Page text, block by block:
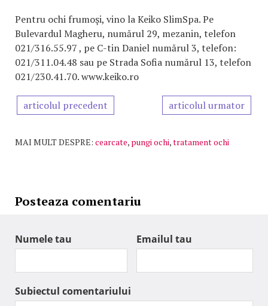
Pentru ochi frumoşi, vino la Keiko SlimSpa. Pe
Bulevardul Magheru, numărul 29, mezanin, telefon
021/316.55.97 , pe C-tin Daniel numărul 3, telefon:
021/311.04.48 sau pe Strada Sofia numărul 13, telefon
021/230.41.70. www.keiko.ro
articolul precedent articolul urmator
MAI MULT DESPRE: cearcate, pungi ochi,tratament ochi
Posteaza comentariu
Numele tau Emailul tau
Subiectul comentariului